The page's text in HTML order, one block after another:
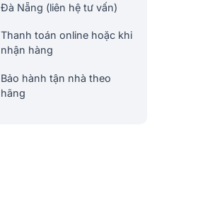
Đà Nẵng (liên hệ tư vấn)
Thanh toán online hoặc khi
nhận hàng
Bảo hành tận nhà theo
hãng